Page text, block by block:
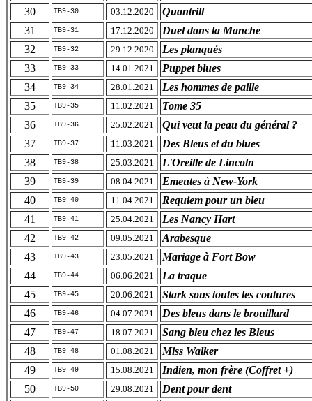
30
TB9-30 03.12.2020
Quantrill
31
TB9-31 17.12.2020
Duel dans la Manche
32
TB9-32 29.12.2020
Les planqués
33
TB9-33 14.01.2021
Puppet blues
34
TB9-34 28.01.2021
Les hommes de paille
35
TB9-35 11.02.2021
Tome 35
36
TB9-36 25.02.2021
Qui veut la peau du général ?
37
TB9-37 11.03.2021
Des Bleus et du blues
38
TB9-38 25.03.2021
L'Oreille de Lincoln
39
TB9-39 08.04.2021
Emeutes à New-York
40
TB9-40 11.04.2021
Requiem pour un bleu
41
TB9-41 25.04.2021
Les Nancy Hart
42
TB9-42 09.05.2021
Arabesque
43
TB9-43 23.05.2021
Mariage à Fort Bow
44
TB9-44 06.06.2021
La traque
45
TB9-45 20.06.2021
Stark sous toutes les coutures
46
TB9-46 04.07.2021
Des bleus dans le brouillard
47
TB9-47 18.07.2021
Sang bleu chez les Bleus
48
TB9-48 01.08.2021
Miss Walker
49
TB9-49 15.08.2021
Indien, mon frère (Coffret +)
50
TB9-50 29.08.2021
Dent pour dent